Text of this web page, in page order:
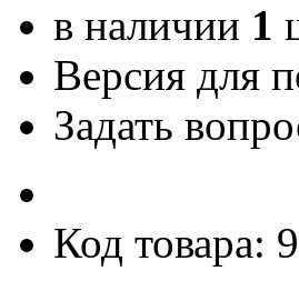
в наличии 1
Версия для
Задать
Код товара: